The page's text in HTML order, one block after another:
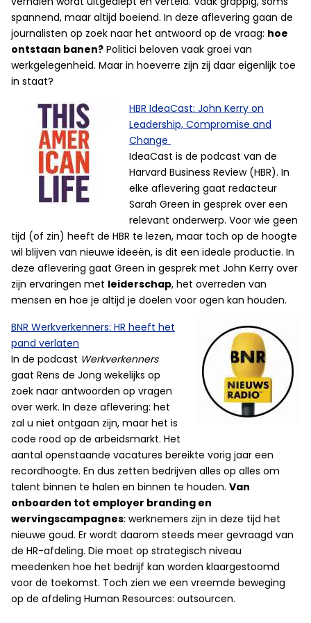
spannend, maar altijd boeiend. In deze aflevering gaan de
journalisten op zoek naar het antwoord op de vraag: hoe
ontstaan banen? Politici beloven vaak groei van
werkgelegenheid. Maar in hoeverre zijn zij daar eigenlijk toe
in staat?
HBR IdeaCast: John Kerry on
Leadership, Compromise and
Change
IdeaCast is de podcast van de
Harvard Business Review (HBR). In
elke aflevering gaat redacteur
Sarah Green in gesprek over een
relevant onderwerp. Voor wie geen
tijd (of zin) heeft de HBR te lezen, maar toch op de hoogte
wil blijven van nieuwe ideeën, is dit een ideale productie. In
deze aflevering gaat Green in gesprek met John Kerry over
zijn ervaringen met leiderschap, het overreden van
mensen en hoe je altijd je doelen voor ogen kan houden.
BNR Werkverkenners: HR heeft het
pand verlaten
In de podcast Werkverkenners
gaat Rens de Jong wekelijks op
zoek naar antwoorden op vragen
over werk. In deze aflevering: het
zal u niet ontgaan zijn, maar het is
code rood op de arbeidsmarkt. Het
aantal openstaande vacatures bereikte vorig jaar een
recordhoogte. En dus zetten bedrijven alles op alles om
talent binnen te halen en binnen te houden. Van
onboarden tot employer branding en
wervingscampagnes: werknemers zijn in deze tijd het
nieuwe goud. Er wordt daarom steeds meer gevraagd van
de HR-afdeling. Die moet op strategisch niveau
meedenken hoe het bedrijf kan worden klaargestoomd
voor de toekomst. Toch zien we een vreemde beweging
op de afdeling Human Resources: outsourcen.